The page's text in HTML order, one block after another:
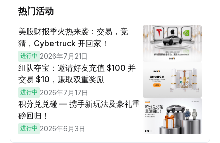
热门活动
美股财报季火热来袭：交易，竞
猜，Cybertruck 开回家！
进行中 2026年7月21日
组队夺宝：邀请好友充值 $100 并
交易 $10，赚取双重奖励
进行中 2026年7月17日
积分兑兑碰 — 携手新玩法及豪礼重
磅回归！
进行中 2026年6月3日